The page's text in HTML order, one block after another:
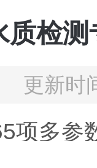
质检测
更新时
项多